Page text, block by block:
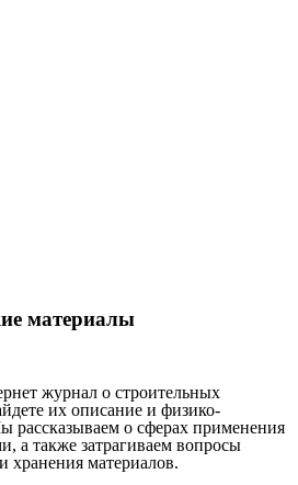
материалы
журнал о строительных
их описание и физико-
рассказываем о сферах применения
а также затрагиваем вопросы
хранения материалов.